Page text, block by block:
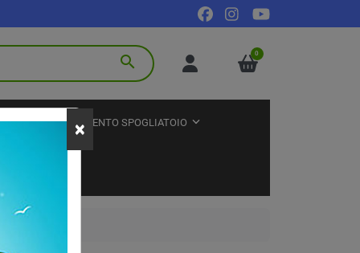
search 0
ARREDAMENTO SPOGLIATOIO
×